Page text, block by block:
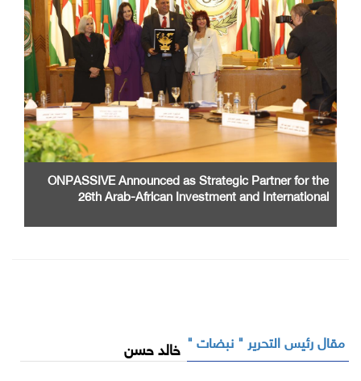
ONPASSIVE Announced as Strategic Partner for the
26th Arab-African Investment and International
مقال رئيس التحرير " نبضات " خالد حسن